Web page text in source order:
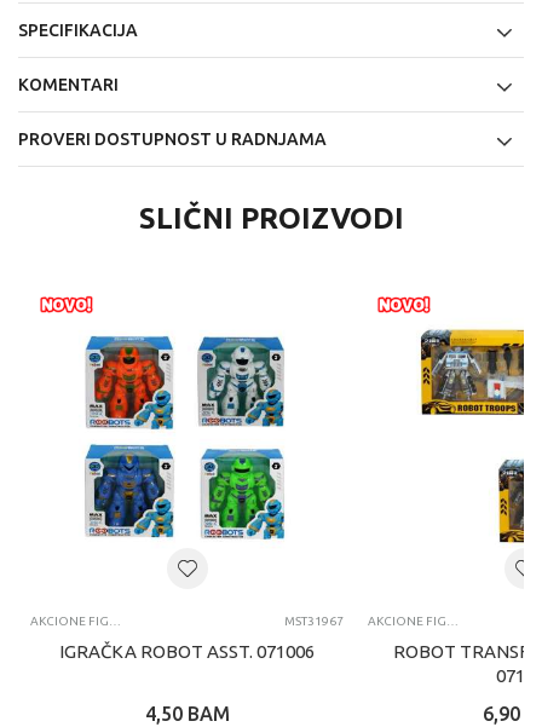
SPECIFIKACIJA
KOMENTARI
PROVERI DOSTUPNOST U RADNJAMA
SLIČNI PROIZVODI
AKCIONE FIGURE I SETOVI MST31967
IGRAČKA ROBOT ASST. 071006
4,50 BAM
AKCIONE FIGURE I SETOVI
ROBOT
6,90